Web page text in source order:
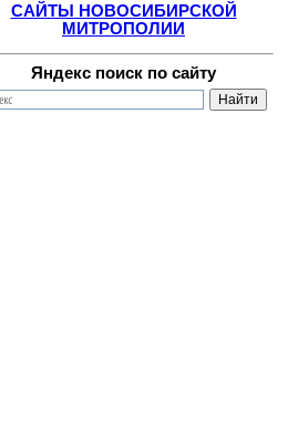
САЙТЫ НОВОСИБИРСКОЙ
МИТРОПОЛИИ
Яндекс поиск по сайту